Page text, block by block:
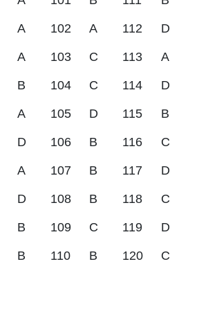
A 102 A 112 D
A 103 C 113 A
B 104 C 114 D
A 105 D 115 B
D 106 B 116 C
A 107 B 117 D
D 108 B 118 C
B 109 C 119 D
B 110 B 120 C